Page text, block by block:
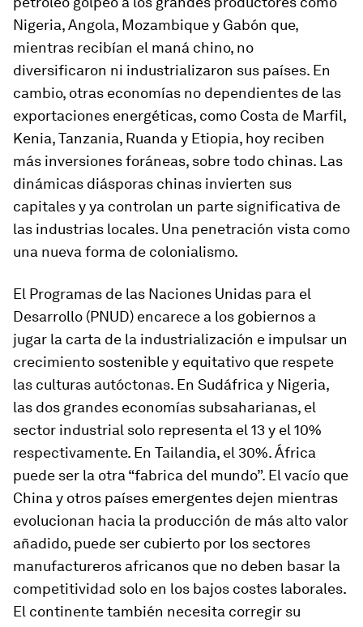
Nigeria, Angola, Mozambique y Gabón que,
mientras recibían el maná chino, no
diversificaron ni industrializaron sus países. En
cambio, otras economías no dependientes de las
exportaciones energéticas, como Costa de Marfil,
Kenia, Tanzania, Ruanda y Etiopia, hoy reciben
más inversiones foráneas, sobre todo chinas. Las
dinámicas diásporas chinas invierten sus
capitales y ya controlan un parte significativa de
las industrias locales. Una penetración vista como
una nueva forma de colonialismo.
El Programas de las Naciones Unidas para el
Desarrollo (PNUD) encarece a los gobiernos a
jugar la carta de la industrialización e impulsar un
crecimiento sostenible y equitativo que respete
las culturas autóctonas. En Sudáfrica y Nigeria,
las dos grandes economías subsaharianas, el
sector industrial solo representa el 13 y el 10%
respectivamente. En Tailandia, el 30%. África
puede ser la otra “fabrica del mundo”. El vacío que
China y otros países emergentes dejen mientras
evolucionan hacia la producción de más alto valor
añadido, puede ser cubierto por los sectores
manufactureros africanos que no deben basar la
competitividad solo en los bajos costes laborales.
El continente también necesita corregir su